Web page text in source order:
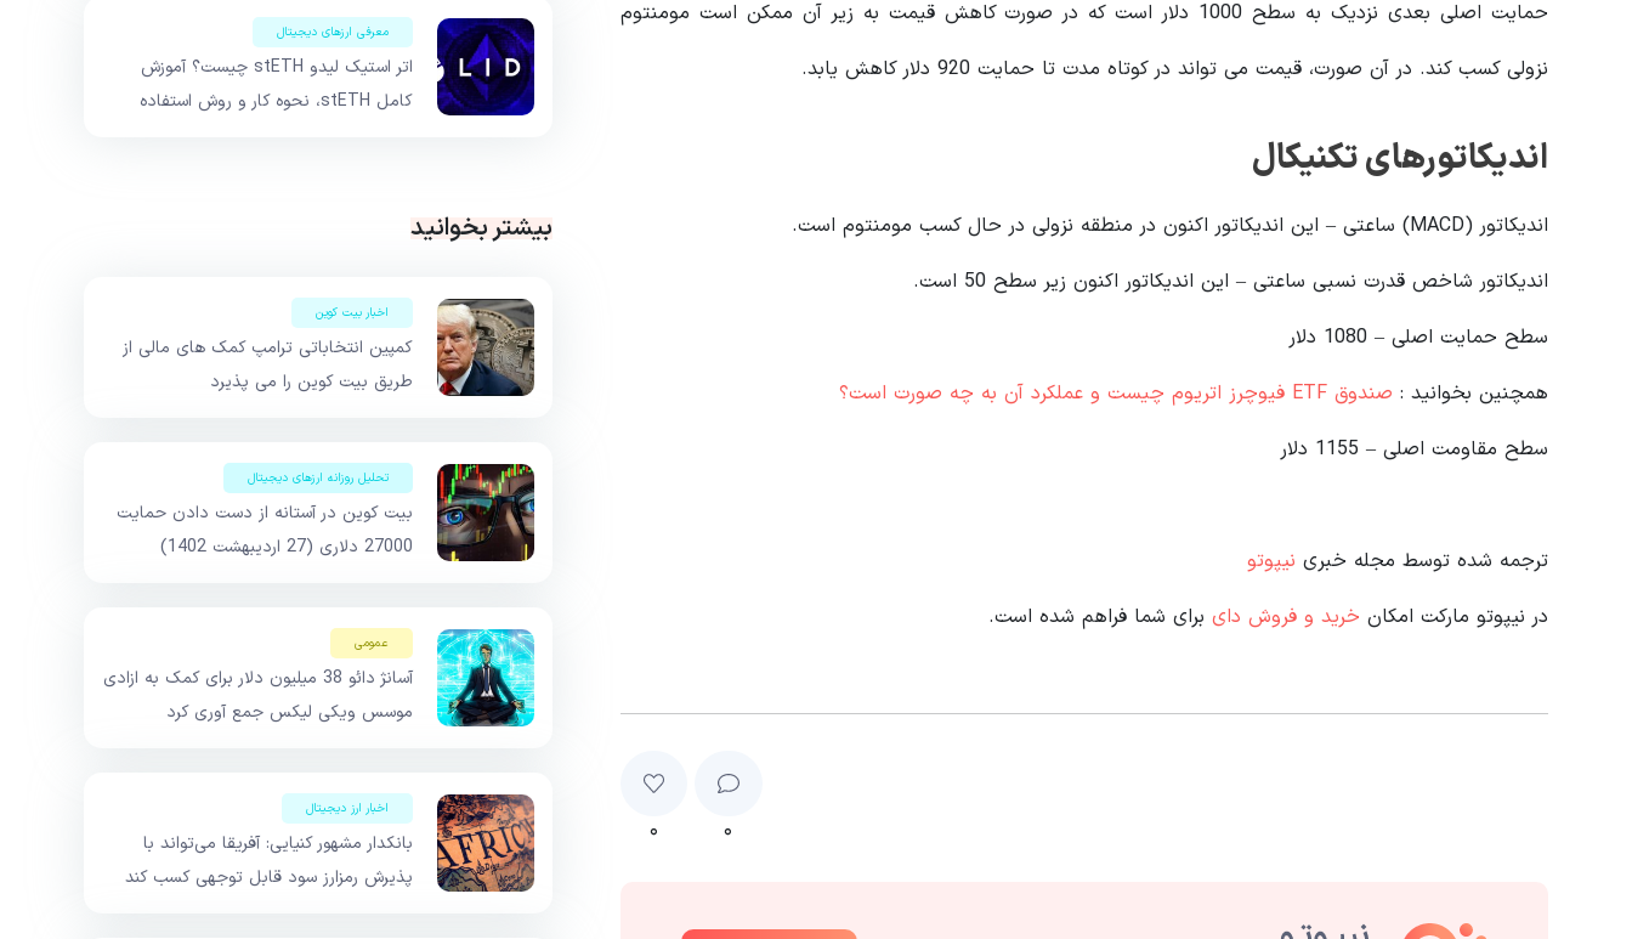
حمایت اصلی بعدی نزدیک به سطح 1000 دلار است که در صورت کاهش قیمت به زیر آن ممکن است مومنتوم
نزولی کسب کند. در آن صورت، قیمت می تواند در کوتاه مدت تا حمایت 920 دلار کاهش یابد.
اندیکاتورهای تکنیکال
اندیکاتور (MACD) ساعتی – این اندیکاتور اکنون در منطقه نزولی در حال کسب مومنتوم است.
اندیکاتور شاخص قدرت نسبی ساعتی – این اندیکاتور اکنون زیر سطح 50 است.
سطح حمایت اصلی – 1080 دلار
همچنین بخوانید : صندوق ETF فیوچرز اتریوم چیست و عملکرد آن به چه صورت است؟
سطح مقاومت اصلی – 1155 دلار
ترجمه شده توسط مجله خبری نیپوتو
در نیپوتو مارکت امکان خرید و فروش دای برای شما فراهم شده است.
۰ ۰
معرفی ارزهای دیجیتال
اتر استیک لیدو stETH چیست؟ آموزش
کامل stETH، نحوه کار و روش استفاده
بیشتر بخوانید
اخبار بیت کوین
کمپین انتخاباتی ترامپ کمک های مالی از
طریق بیت کوین را می پذیرد
تحلیل روزانه ارزهای دیجیتال
بیت کوین در آستانه از دست دادن حمایت
27000 دلاری (27 اردیبهشت 1402)
عمومی
آسانژ دائو 38 میلیون دلار برای کمک به ازادی
موسس ویکی لیکس جمع آوری کرد
اخبار ارز دیجیتال
بانکدار مشهور کنیایی: آفریقا می‌تواند با
پذیرش رمزارز سود قابل توجهی کسب کند